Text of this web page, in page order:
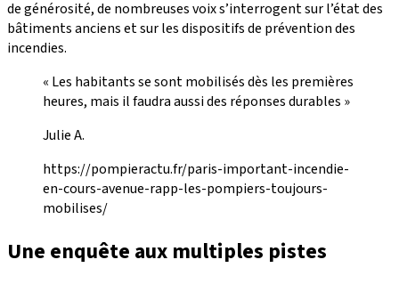
de générosité, de nombreuses voix s’interrogent sur l’état des
bâtiments anciens et sur les dispositifs de prévention des
incendies.
« Les habitants se sont mobilisés dès les premières
heures, mais il faudra aussi des réponses durables »
Julie A.
https://pompieractu.fr/paris-important-incendie-
en-cours-avenue-rapp-les-pompiers-toujours-
mobilises/
Une enquête aux multiples pistes